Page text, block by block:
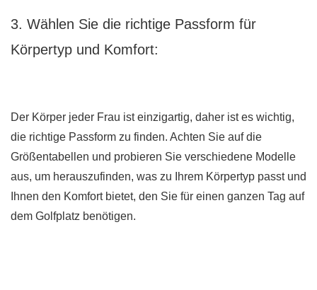
3. Wählen Sie die richtige Passform für
Körpertyp und Komfort:
Der Körper jeder Frau ist einzigartig, daher ist es wichtig,
die richtige Passform zu finden. Achten Sie auf die
Größentabellen und probieren Sie verschiedene Modelle
aus, um herauszufinden, was zu Ihrem Körpertyp passt und
Ihnen den Komfort bietet, den Sie für einen ganzen Tag auf
dem Golfplatz benötigen.